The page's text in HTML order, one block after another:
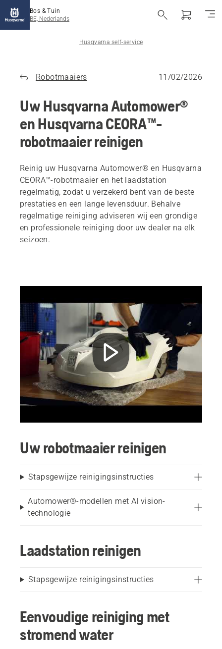
Bos & Tuin
BE, Nederlands
Husqvarna self-service
Robotmaaiers 11/02/2026
Uw Husqvarna Automower®
en Husqvarna CEORA™-
robotmaaier reinigen
Reinig uw Husqvarna Automower® en Husqvarna
CEORA™-robotmaaier en het laadstation
regelmatig, zodat u verzekerd bent van de beste
prestaties en een lange levensduur. Behalve
regelmatige reiniging adviseren wij een grondige
en professionele reiniging door uw dealer na elk
seizoen.
Uw robotmaaier reinigen
Stapsgewijze reinigingsinstructies
Automower®-modellen met AI vision-
technologie
Laadstation reinigen
Stapsgewijze reinigingsinstructies
Eenvoudige reiniging met
stromend water